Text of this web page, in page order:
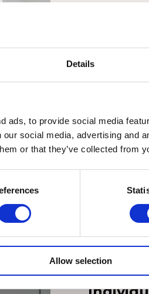
Details
ads, to provide social media
social media, advertising and
or that they’ve collected from
Allow selection
En
Este
ocio,
distinto
La
Puedes
5 a 7
Solicitar